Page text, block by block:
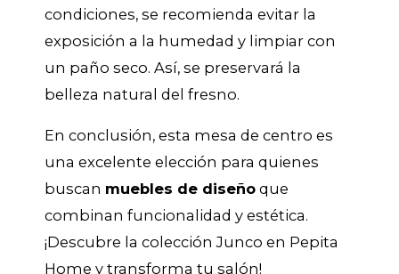
condiciones, se recomienda evitar la
exposición a la humedad y limpiar con
un paño seco. Así, se preservará la
belleza natural del fresno.
En conclusión, esta mesa de centro es
una excelente elección para quienes
buscan muebles de diseño que
combinan funcionalidad y estética.
¡Descubre la colección Junco en Pepita
Home y transforma tu salón!